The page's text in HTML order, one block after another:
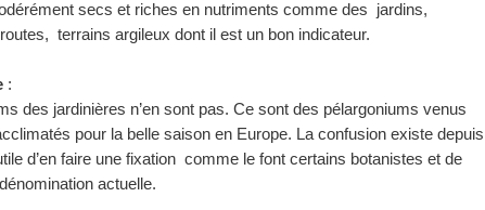
secs et riches en nutriments comme des
jardins,
terrains argileux dont il est un bon indicateur.
:
des jardinières n’en sont pas. Ce sont des pélargoniums venus
pour la belle saison en Europe. La confusion existe depuis
d’en faire une fixation comme le font certains botanistes et de
actuelle.